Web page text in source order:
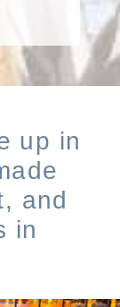
up in
and
in